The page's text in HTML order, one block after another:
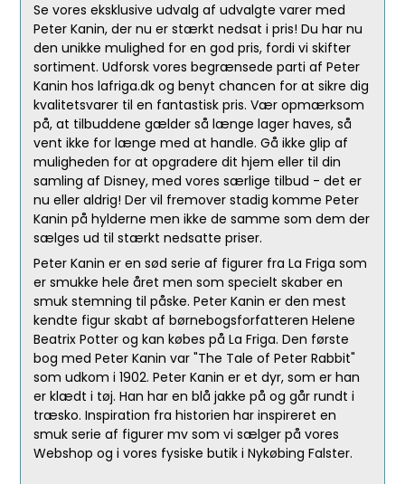
Se vores eksklusive udvalg af udvalgte varer med
Peter Kanin, der nu er stærkt nedsat i pris! Du har nu
den unikke mulighed for en god pris, fordi vi skifter
sortiment. Udforsk vores begrænsede parti af Peter
Kanin hos lafriga.dk og benyt chancen for at sikre dig
kvalitetsvarer til en fantastisk pris. Vær opmærksom
på, at tilbuddene gælder så længe lager haves, så
vent ikke for længe med at handle. Gå ikke glip af
muligheden for at opgradere dit hjem eller til din
samling af Disney, med vores særlige tilbud - det er
nu eller aldrig! Der vil fremover stadig komme Peter
Kanin på hylderne men ikke de samme som dem der
sælges ud til stærkt nedsatte priser.
Peter Kanin er en sød serie af figurer fra La Friga som
er smukke hele året men som specielt skaber en
smuk stemning til påske. Peter Kanin er den mest
kendte figur skabt af børnebogsforfatteren Helene
Beatrix Potter og kan købes på La Friga. Den første
bog med Peter Kanin var "The Tale of Peter Rabbit"
som udkom i 1902. Peter Kanin er et dyr, som er han
er klædt i tøj. Han har en blå jakke på og går rundt i
træsko. Inspiration fra historien har inspireret en
smuk serie af figurer mv som vi sælger på vores
Webshop og i vores fysiske butik i Nykøbing Falster.